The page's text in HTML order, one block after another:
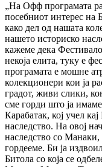
„На Офф програмата
посебниот интерес на
како дел од нашата
нашето историско
кажеме дека
некоја елита, туку е
програмата е мошне
колекционери кои ја
градот, живи слики,
сме горди што ја
Карабатак, кој учел
наследство. На овој
наследство со
гордееме. Би ја
Битола со која се